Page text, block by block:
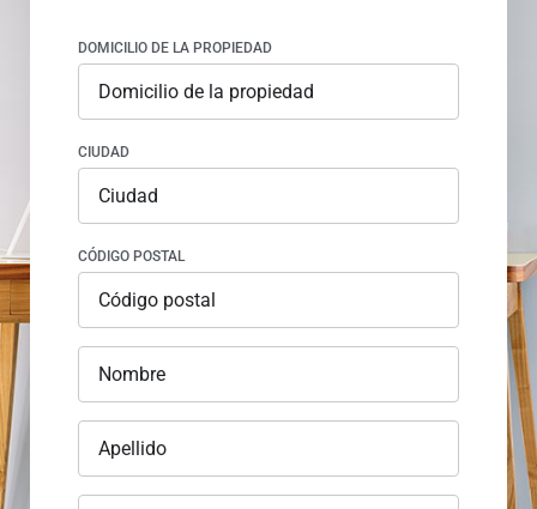
DOMICILIO DE LA PROPIEDAD
CIUDAD
CÓDIGO POSTAL